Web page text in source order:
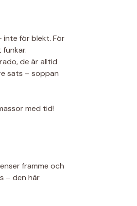
inte för blekt. För
funkar.
de är alltid
sats – soppan
med tid!
framme och
– den här